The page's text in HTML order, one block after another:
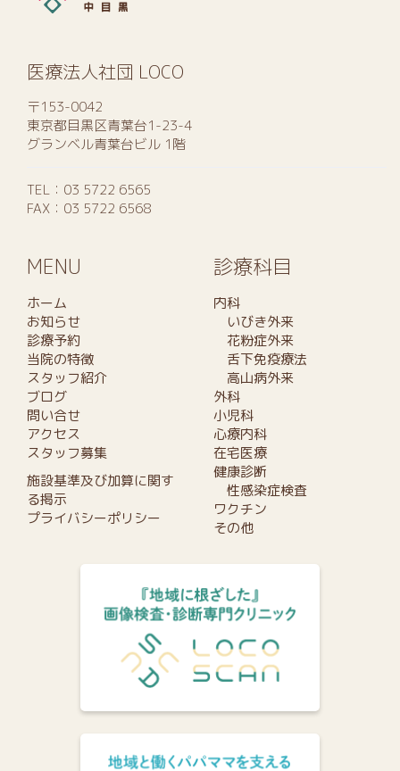
医療法人社団 LOCO
〒153-0042
東京都目黒区青葉台1-23-4
グランベル青葉台ビル 1階
TEL： 03 5722 6565
FAX：03 5722 6568
MENU
ホーム
お知らせ
診療予約
当院の特徴
スタッフ紹介
ブログ
問い合せ
アクセス
スタッフ募集
施設基準及び加算に関す
る掲示
プライバシーポリシー
診療科目
内科
いびき外来
花粉症外来
舌下免疫療法
高山病外来
外科
小児科
心療内科
在宅医療
健康診断
性感染症検査
ワクチン
その他